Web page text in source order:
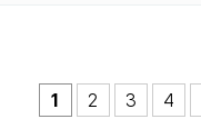
1 2 3 4